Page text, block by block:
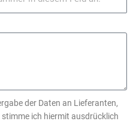
der Daten an Lieferanten,
ich hiermit ausdrücklich